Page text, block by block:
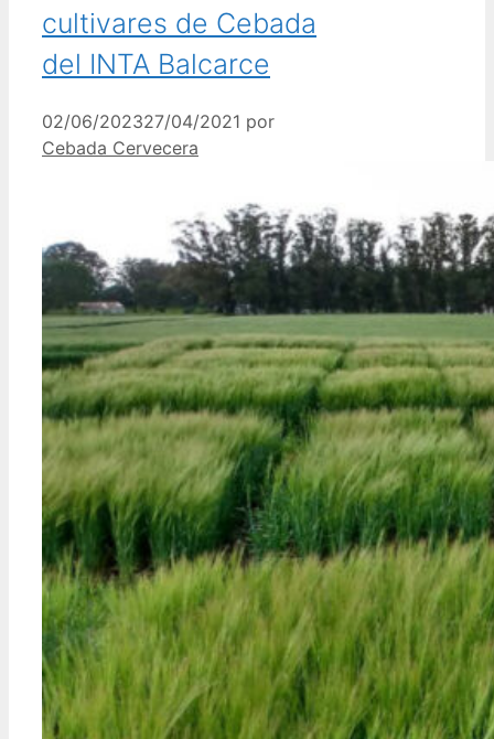
cultivares de Cebada
del INTA Balcarce
02/06/202327/04/2021 por
Cebada Cervecera